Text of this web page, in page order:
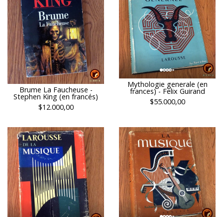
Brume La Faucheuse -
Stephen King (en francés)
$12.000,00
Mythologie generale (en
frances) - Felix Guirand
$55.000,00